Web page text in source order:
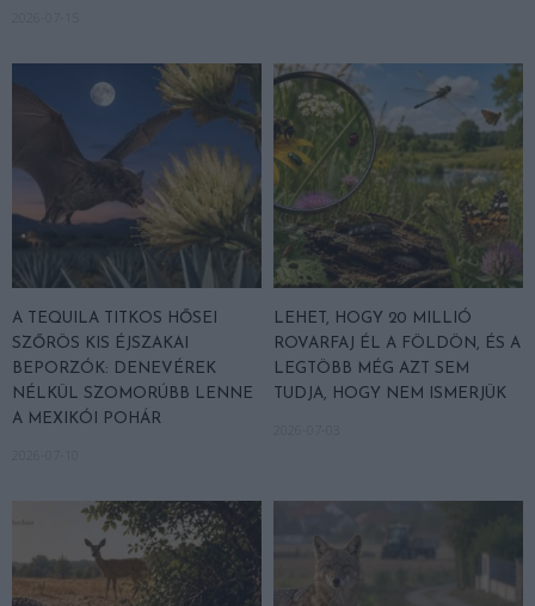
A TEQUILA TITKOS HŐSEI
SZŐRÖS KIS ÉJSZAKAI
BEPORZÓK: DENEVÉREK
NÉLKÜL SZOMORÚBB LENNE
A MEXIKÓI POHÁR
LEHET, HOGY 20 MILLIÓ
ROVARFAJ ÉL A FÖLDÖN, ÉS A
LEGTÖBB MÉG AZT SEM
TUDJA, HOGY NEM ISMERJÜK